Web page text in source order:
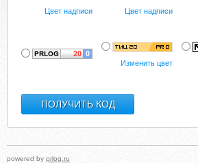
Цвет надписи Цвет надписи
Изменить цвет
powered by prlog.ru